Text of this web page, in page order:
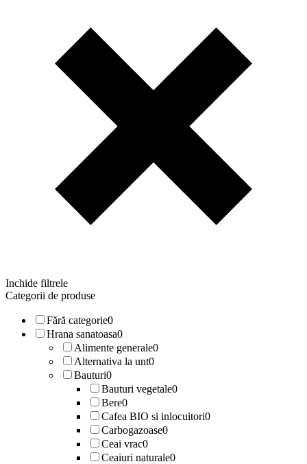
Inchide filtrele
Categorii de produse
Fără categorie0
Hrana sanatoasa0
Alimente generale0
Alternativa la unt0
Bauturi0
Bauturi vegetale0
Bere0
Cafea BIO si inlocuitori0
Carbogazoase0
Ceai vrac0
Ceaiuri naturale0